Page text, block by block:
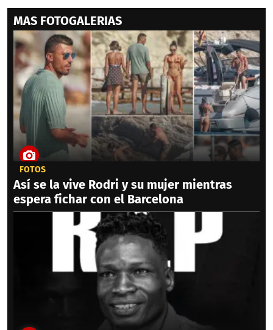
MAS FOTOGALERIAS
FOTOS
Así se la vive Rodri y su mujer mientras
espera fichar con el Barcelona